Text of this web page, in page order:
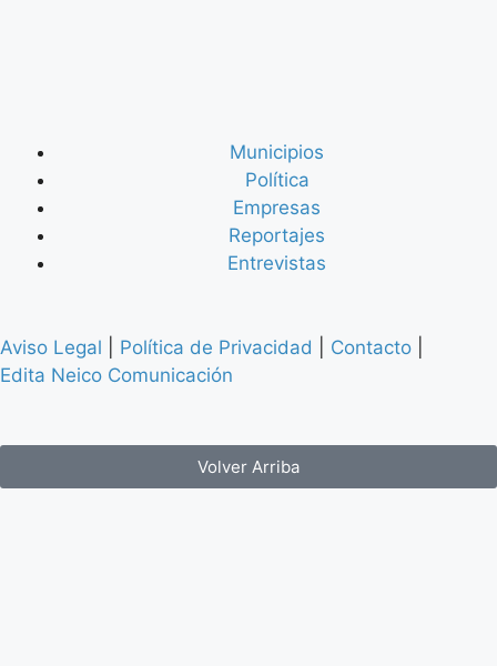
Municipios
Política
Empresas
Reportajes
Entrevistas
Aviso Legal Política de Privacidad Contacto
Edita Neico Comunicación
Volver Arriba